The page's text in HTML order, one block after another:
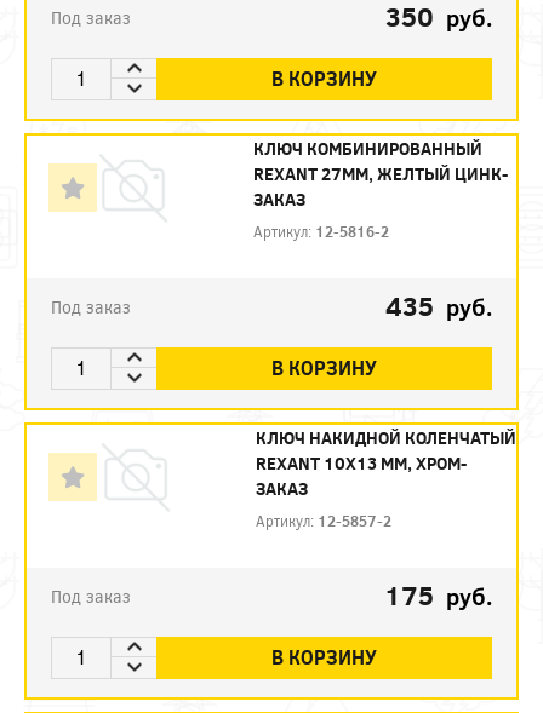
Под заказ 350 руб.
В КОРЗИНУ
КЛЮЧ КОМБИНИРОВАННЫЙ
REXANT 27ММ, ЖЕЛТЫЙ ЦИНК-
ЗАКАЗ
Артикул: 12-5816-2
Под заказ 435 руб.
В КОРЗИНУ
КЛЮЧ НАКИДНОЙ КОЛЕНЧАТЫЙ
REXANT 10Х13 ММ, ХРОМ-
ЗАКАЗ
Артикул: 12-5857-2
Под заказ 175 руб.
В КОРЗИНУ